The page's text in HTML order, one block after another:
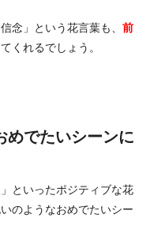
念」という花言葉も、 前
てくれるでしょう。
めでたいシーンに
といったポジティブな花
のようなおめでたいシー